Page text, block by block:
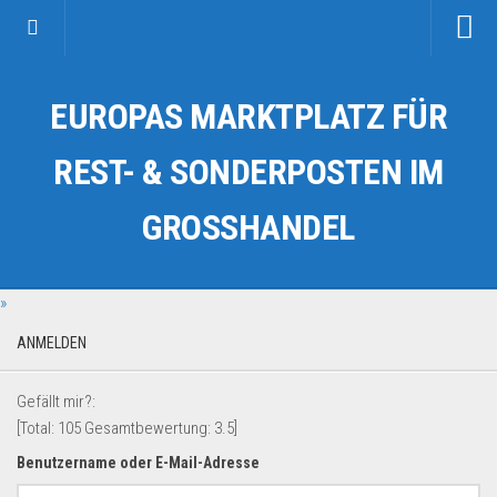
Kategorien
Auto & Motorrad
Fahrzeuge & Transport
Geschäft, Büro & Schreibwaren
Geschenkartikel
Kosmetik & Pflege
EUROPAS MARKTPLATZ FÜR
REST- & SONDERPOSTEN IM
GROSSHANDEL
»
ANMELDEN
Gefällt mir?:
[Total: 105 Gesamtbewertung: 3.5
Benutzername oder E-Mail-Adresse